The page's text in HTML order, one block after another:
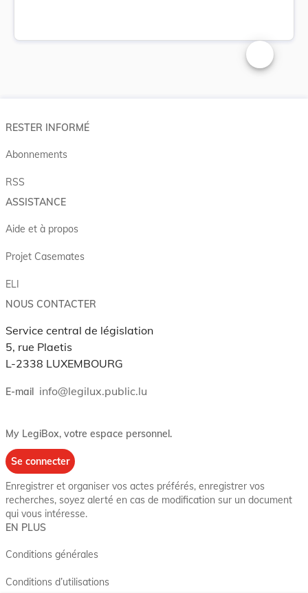
Changer la
RESTER INFORMÉ
Abonnements
RSS
ASSISTANCE
Aide et à propos
Projet Casemates
ELI
NOUS CONTACTER
Service central de législation
5, rue Plaetis
L-2338 LUXEMBOURG
E-mail info@legilux.public.lu
My LegiBox, votre espace personnel.
Se connecter
Enregistrer et organiser vos actes préférés, enregistrer vos
recherches, soyez alerté en cas de modification sur un document
qui vous intéresse.
EN PLUS
Conditions générales
Conditions d’utilisations